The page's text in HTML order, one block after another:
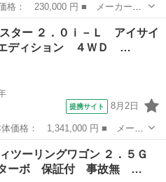
ートラック ■ グレード名：
枚数： 2D ■ ミッション：
ター ２．０ｉ－Ｌ アイサイ
ディション ４ＷＤ …
提携サイト 8月2日
スター ■ グレード名： ２．
ディション ４ＷＤ 純正ＳＤナ
ツーリングワゴン ２．５Ｇ
ーボ 保証付 事故無 …